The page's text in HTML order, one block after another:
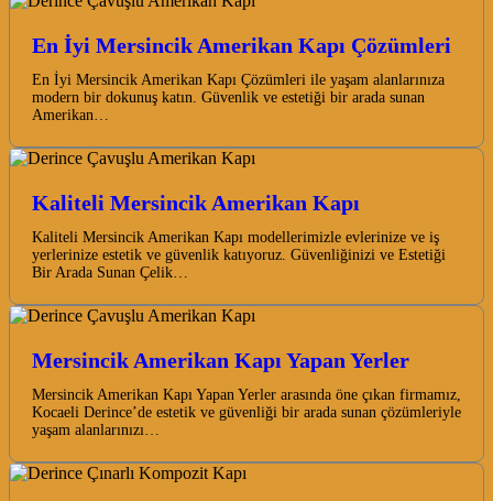
En İyi Mersincik Amerikan Kapı Çözümleri
En İyi Mersincik Amerikan Kapı Çözümleri ile yaşam alanlarınıza
modern bir dokunuş katın. Güvenlik ve estetiği bir arada sunan
Amerikan…
Kaliteli Mersincik Amerikan Kapı
Kaliteli Mersincik Amerikan Kapı modellerimizle evlerinize ve iş
yerlerinize estetik ve güvenlik katıyoruz. Güvenliğinizi ve Estetiği
Bir Arada Sunan Çelik…
Mersincik Amerikan Kapı Yapan Yerler
Mersincik Amerikan Kapı Yapan Yerler arasında öne çıkan firmamız,
Kocaeli Derince’de estetik ve güvenliği bir arada sunan çözümleriyle
yaşam alanlarınızı…